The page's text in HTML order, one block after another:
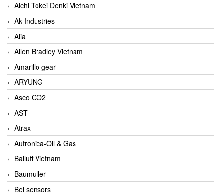
Aichi Tokei Denki Vietnam
Ak Industries
Alia
Allen Bradley Vietnam
Amarillo gear
ARYUNG
Asco CO2
AST
Atrax
Autronica-Oil & Gas
Balluff Vietnam
Baumuller
Bei sensors